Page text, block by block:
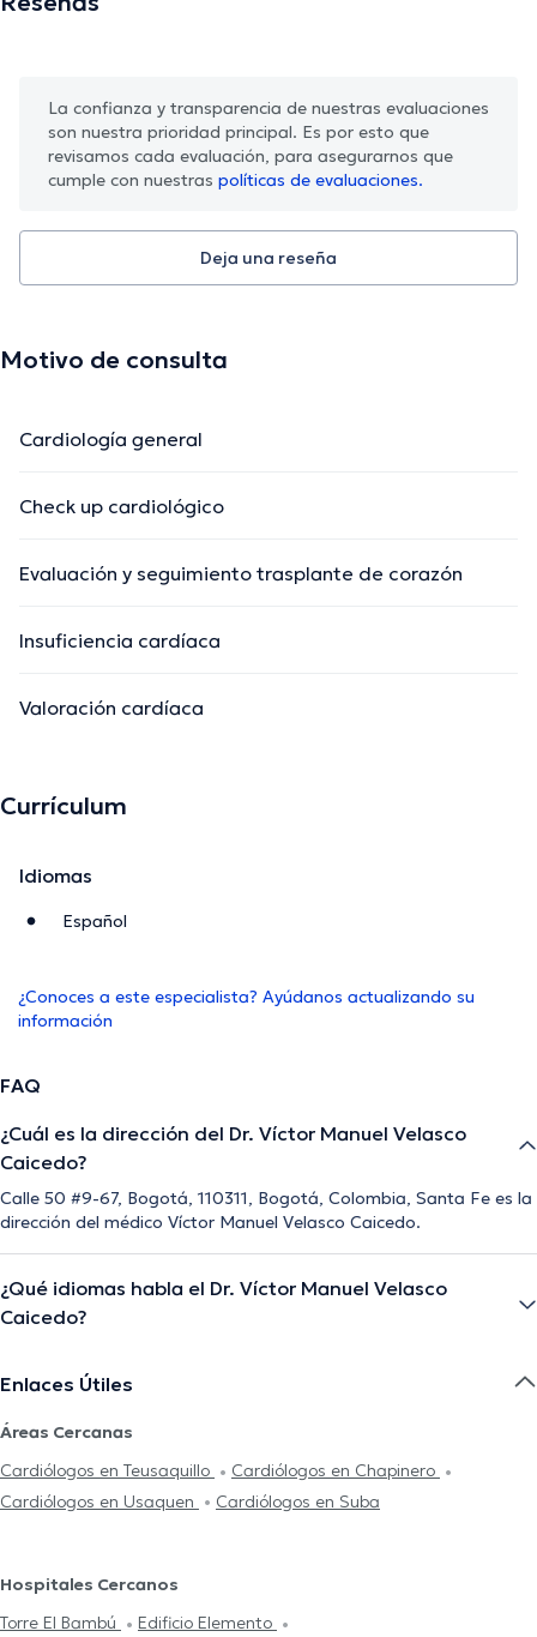
La confianza y transparencia de nuestras evaluaciones
son nuestra prioridad principal. Es por esto que
revisamos cada evaluación, para asegurarnos que
cumple con nuestras políticas de evaluaciones.
Deja una reseña
Motivo de consulta
Cardiología general
Check up cardiológico
Evaluación y seguimiento trasplante de corazón
Insuficiencia cardíaca
Valoración cardíaca
Currículum
Idiomas
Español
¿Conoces a este especialista? Ayúdanos actualizando su
información
FAQ
¿Cuál es la dirección del Dr. Víctor Manuel Velasco
Caicedo?
Calle 50 #9-67, Bogotá, 110311, Bogotá, Colombia, Santa Fe es la
dirección del médico Víctor Manuel Velasco Caicedo.
¿Qué idiomas habla el Dr. Víctor Manuel Velasco
Caicedo?
Enlaces Útiles
Áreas Cercanas
Cardiólogos en Teusaquillo
Cardiólogos en Chapinero
Cardiólogos en Usaquen
Cardiólogos en Suba
Hospitales Cercanos
Torre El Bambú
Edificio Elemento